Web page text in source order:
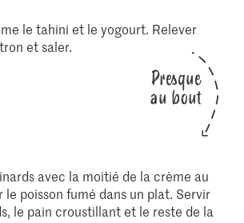
le tahini et le yogourt. Relever
et saler.
Presque
au bout
avec la moitié de la crème au
le poisson fumé dans un plat. Servir
le pain croustillant et le reste de la